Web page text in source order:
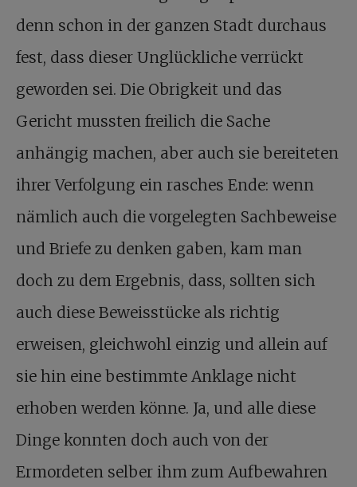
denn schon in der ganzen Stadt durchaus
fest, dass dieser Unglückliche verrückt
geworden sei. Die Obrigkeit und das
Gericht mussten freilich die Sache
anhängig machen, aber auch sie bereiteten
ihrer Verfolgung ein rasches Ende: wenn
nämlich auch die vorgelegten Sachbeweise
und Briefe zu denken gaben, kam man
doch zu dem Ergebnis, dass, sollten sich
auch diese Beweisstücke als richtig
erweisen, gleichwohl einzig und allein auf
sie hin eine bestimmte Anklage nicht
erhoben werden könne. Ja, und alle diese
Dinge konnten doch auch von der
Ermordeten selber ihm zum Aufbewahren